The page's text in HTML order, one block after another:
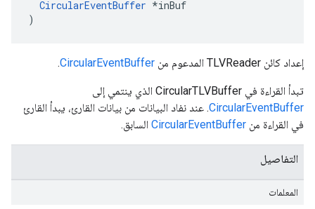
CircularEventBuffer *inBuf
)
إعداد كائن TLVReader المدعوم من CircularEventBuffer
.
تبدأ القراءة في CircularTLVBuffer الذي ينتمي إلى
CircularEventBuffer. عند نفاد البيانات من بيانات القارئ، يبدأ القارئ
في القراءة من CircularEventBuffer السابق.
التفاصيل
المعلمات